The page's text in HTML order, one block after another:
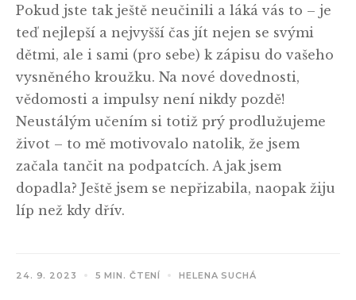
Pokud jste tak ještě neučinili a láká vás to – je
teď nejlepší a nejvyšší čas jít nejen se svými
dětmi, ale i sami (pro sebe) k zápisu do vašeho
vysněného kroužku. Na nové dovednosti,
vědomosti a impulsy není nikdy pozdě!
Neustálým učením si totiž prý prodlužujeme
život – to mě motivovalo natolik, že jsem
začala tančit na podpatcích. A jak jsem
dopadla? Ještě jsem se nepřizabila, naopak žiju
líp než kdy dřív.
24. 9. 2023 5 MIN. ČTENÍ HELENA SUCHÁ